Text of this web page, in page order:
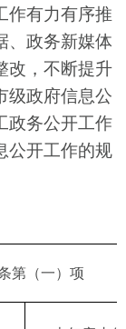
作有力有序推
、政务新媒体
改，不断提升
级政府信息公
政务公开工作
公开工作的规
第 （一）项